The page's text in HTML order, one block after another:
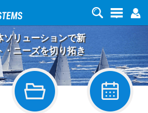
リューションで新
ニーズを切り拓き